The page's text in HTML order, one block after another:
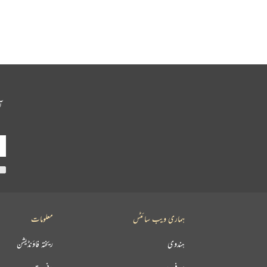
معلومات
ریختہ فاؤنڈیشن
ہماری ویب سائٹس
ہندوی